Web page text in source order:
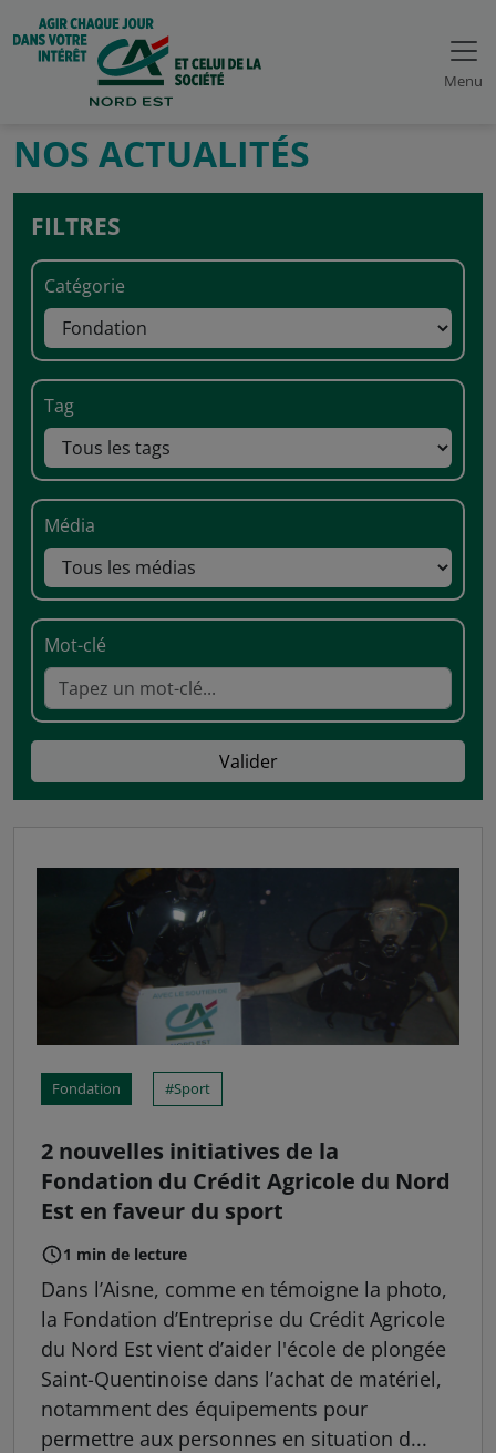
Menu
NOS ACTUALITÉS
FILTRES
Catégorie
Tag
Média
Mot-clé
Valider
Fondation Sport
2 nouvelles initiatives de la
Fondation du Crédit Agricole du Nord
Est en faveur du sport
1 min de lecture
Dans l’Aisne, comme en témoigne la photo,
la Fondation d’Entreprise du Crédit Agricole
du Nord Est vient d’aider l'école de plongée
Saint-Quentinoise dans l’achat de matériel,
notamment des équipements pour
permettre aux personnes en situation d...